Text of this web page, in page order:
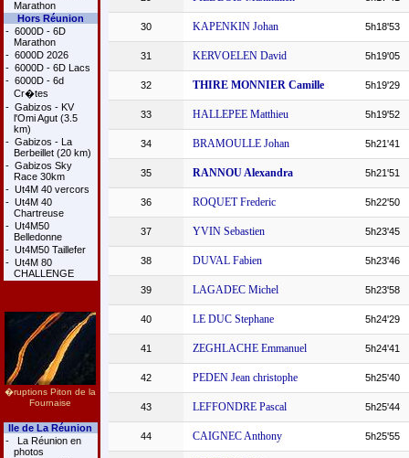
Marathon
Hors Réunion
- 6000D - 6D
Marathon
- 6000D 2026
- 6000D - 6D Lacs
- 6000D - 6d
Cr�tes
- Gabizos - KV
l'Omi Agut (3.5
km)
- Gabizos - La
Berbeillet (20 km)
- Gabizos Sky
Race 30km
- Ut4M 40 vercors
- Ut4M 40
Chartreuse
- Ut4M50
Belledonne
- Ut4M50 Taillefer
- Ut4M 80
CHALLENGE
�ruptions Piton de la
Fournaise
Ile de La Réunion
-
La Réunion en
photos
30 KAPENKIN Johan 5h18'53
31 KERVOELEN David 5h19'05
32 THIRE MONNIER Camille 5h19'29
33 HALLEPEE Matthieu 5h19'52
34 BRAMOULLE Johan 5h21'41
35 RANNOU Alexandra 5h21'51
36 ROQUET Frederic 5h22'50
37 YVIN Sebastien 5h23'45
38 DUVAL Fabien 5h23'46
39 LAGADEC Michel 5h23'58
40 LE DUC Stephane 5h24'29
41 ZEGHLACHE Emmanuel 5h24'41
42 PEDEN Jean christophe 5h25'40
43 LEFFONDRE Pascal 5h25'44
44 CAIGNEC Anthony 5h25'55